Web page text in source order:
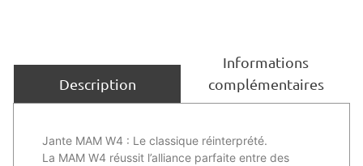
Description
Informations
complémentaires
Jante MAM W4 : Le classique réinterprété.
La MAM W4 réussit l’alliance parfaite entre des